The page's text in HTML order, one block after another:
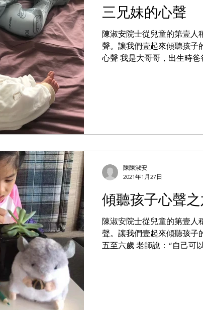
三兄妹的心聲
陳淑安院士從兒童的第壹人
聲。讓我們壹起來傾聽孩子
心聲 我是大哥哥，出生時
傾聽孩子心聲
陳淑安院士從兒童的第壹人
聲。讓我們壹起來傾聽孩子
五至六歲 老師說：“自己可
陳陳淑安
2021年1月27日